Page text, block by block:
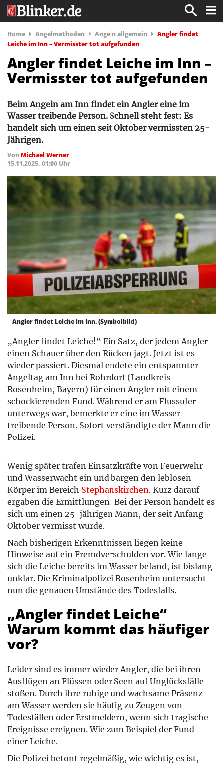
Home Angelmethoden Angeln allgemein
Angler findet
Leiche im Inn – Vermisster tot aufgefunden
Angler findet Leiche im Inn –
Vermisster tot aufgefunden
Beim Angeln am Inn findet ein Angler eine im
Wasser treibende Person. Schnell steht fest: Es
handelt sich um einen seit Oktober vermissten 25-
Jährigen.
Von Michael Werner
15.11.2025, 01:00 Uhr
Angler findet Leiche im Inn. (Symbolbild)
„Angler findet Leiche!“ Ein Satz, der jedem Angler
einen Schauer über den Rücken jagt. Jetzt ist es
wieder passiert. Diesmal endete ein entspannter
Angeltag am Inn bei Rohrdorf (Landkreis
Rosenheim, Bayern) für einen Angler mit einem
schockierenden Fund. Während er am Flussufer
unterwegs war, bemerkte er eine im Wasser
treibende Person. Sofort verständigte der Mann die
Polizei.
Wenig später trafen Einsatzkräfte von Feuerwehr
und Wasserwacht ein und bargen den leblosen
Körper im Bereich Stephanskirchen. Kurz darauf
ergaben die Ermittlungen: Bei der Person handelt es
sich um einen 25-jährigen Mann, der seit Anfang
Oktober vermisst wurde.
Nach bisherigen Erkenntnissen liegen keine
Hinweise auf ein Fremdverschulden vor. Wie lange
sich die Leiche bereits im Wasser befand, ist bislang
unklar. Die Kriminalpolizei Rosenheim untersucht
nun die genauen Umstände des Todesfalls.
„Angler findet Leiche“
Warum kommt das häufiger
vor?
Leider sind es immer wieder Angler, die bei ihren
Ausflügen an Flüssen oder Seen auf Unglücksfälle
stoßen. Durch ihre ruhige und wachsame Präsenz
am Wasser werden sie häufig zu Zeugen von
Todesfällen oder Erstmeldern, wenn sich tragische
Ereignisse ereignen. Wie zum Beispiel der Fund
einer Leiche.
Die Polizei betont regelmäßig, wie wichtig es ist,